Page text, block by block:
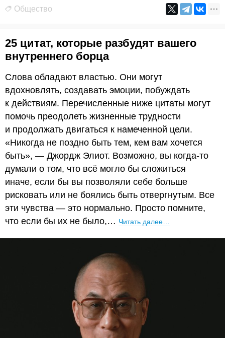
Общество
25 цитат, которые разбудят вашего
внутреннего борца
Слова обладают властью. Они могут
вдохновлять, создавать эмоции, побуждать
к действиям. Перечисленные ниже цитаты могут
помочь преодолеть жизненные трудности
и продолжать двигаться к намеченной цели.
«Никогда не поздно быть тем, кем вам хочется
быть», — Джордж Элиот. Возможно, вы когда-то
думали о том, что всё могло бы сложиться
иначе, если бы вы позволяли себе больше
рисковать или не боялись быть отвергнутым. Все
эти чувства — это нормально. Просто помните,
что если бы их не было,… Читать далее…